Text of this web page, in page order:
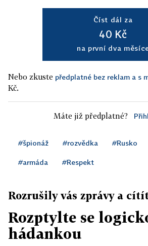
Číst dál za
40 Kč
na první dva
Nebo zkuste předplatné bez reklam a s
Kč.
Máte již předplatné?
#špionáž #rozvědka #Rusko
#armáda #Respekt
Rozrušily vás zprávy a
Rozptylte se
hádankou